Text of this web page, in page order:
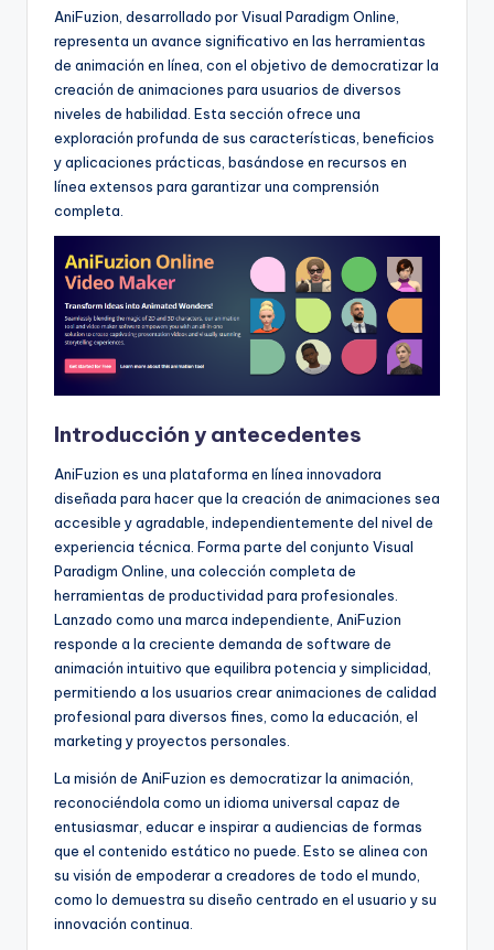
si
w
d
U
p
AniFuzion, desarrollado por Visual Paradigm Online,
representa un avance significativo en las herramientas
de animación en línea, con el objetivo de democratizar la
creación de animaciones para usuarios de diversos
niveles de habilidad. Esta sección ofrece una
exploración profunda de sus características, beneficios
y aplicaciones prácticas, basándose en recursos en
línea extensos para garantizar una comprensión
completa.
Introducción y antecedentes
AniFuzion es una plataforma en línea innovadora
diseñada para hacer que la creación de animaciones sea
accesible y agradable, independientemente del nivel de
experiencia técnica. Forma parte del conjunto Visual
Paradigm Online, una colección completa de
herramientas de productividad para profesionales.
Lanzado como una marca independiente, AniFuzion
responde a la creciente demanda de software de
animación intuitivo que equilibra potencia y simplicidad,
permitiendo a los usuarios crear animaciones de calidad
profesional para diversos fines, como la educación, el
marketing y proyectos personales.
La misión de AniFuzion es democratizar la animación,
reconociéndola como un idioma universal capaz de
entusiasmar, educar e inspirar a audiencias de formas
que el contenido estático no puede. Esto se alinea con
su visión de empoderar a creadores de todo el mundo,
como lo demuestra su diseño centrado en el usuario y su
innovación continua.